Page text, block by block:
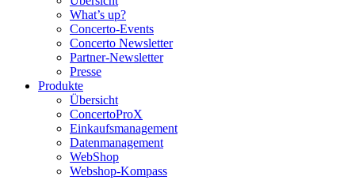
What’s up?
Concerto-Events
Concerto Newsletter
Partner-Newsletter
Presse
Produkte
Übersicht
ConcertoProX
Einkaufsmanagement
Datenmanagement
WebShop
Webshop-Kompass